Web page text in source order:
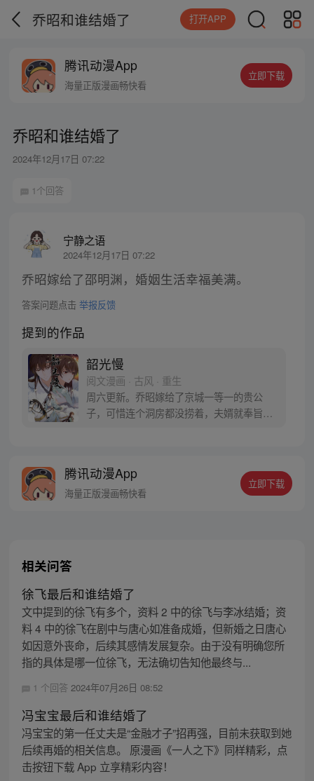
乔昭和谁结婚了 打开APP
腾讯动漫App
海量正版漫画畅快看
立即下载
乔昭和谁结婚了
2024年12月17日 07:22
1个回答
宁静之语
2024年12月17日 07:22
乔昭嫁给了邵明渊，婚姻生活幸福美满。
答案问题点击 举报反馈
提到的作品
韶光慢
阅文漫画 · 古风 · 重生
周六更新。乔昭嫁给了京城一等一的贵公
子，可惜连个洞房都没捞着，夫婿就奉旨出
腾讯动漫App
海量正版漫画畅快看
立即下载
相关问答
徐飞最后和谁结婚了
文中提到的徐飞有多个，资料 2 中的徐飞与李冰结婚；资
料 4 中的徐飞在剧中与唐心如准备成婚，但新婚之日唐心
如因意外丧命，后续其感情发展复杂。由于没有明确您所
指的具体是哪一位徐飞，无法确切告知他最终与...
1 个回答 2024年07月26日 08:52
冯宝宝最后和谁结婚了
冯宝宝的第一任丈夫是“金融才子”招再强，目前未获取到她
后续再婚的相关信息。 原漫画《一人之下》同样精彩，点
击按钮下载 App 立享精彩内容！